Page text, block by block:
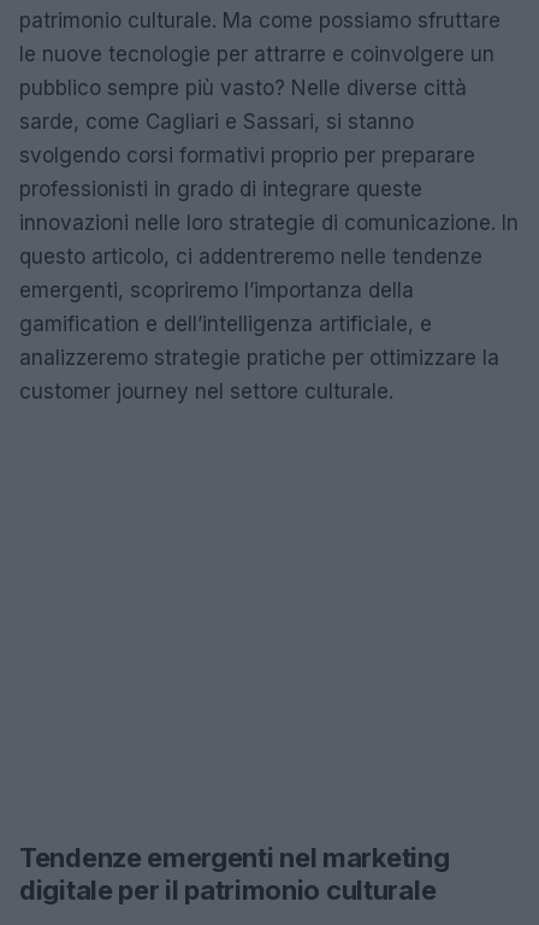
patrimonio culturale. Ma come possiamo sfruttare
le nuove tecnologie per attrarre e coinvolgere un
pubblico sempre più vasto? Nelle diverse città
sarde, come Cagliari e Sassari, si stanno
svolgendo corsi formativi proprio per preparare
professionisti in grado di integrare queste
innovazioni nelle loro strategie di comunicazione. In
questo articolo, ci addentreremo nelle tendenze
emergenti, scopriremo l’importanza della
gamification e dell’intelligenza artificiale, e
analizzeremo strategie pratiche per ottimizzare la
customer journey nel settore culturale.
Tendenze emergenti nel marketing
digitale per il patrimonio culturale